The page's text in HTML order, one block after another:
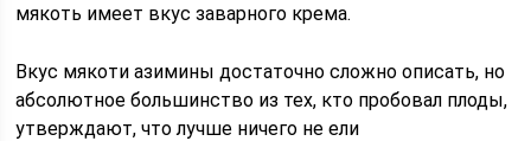
мякоть имеет вкус заварного крема.
Вкус мякоти азимины достаточно сложно описать, но
абсолютное большинство из тех, кто пробовал плоды,
утверждают, что лучше ничего не ели